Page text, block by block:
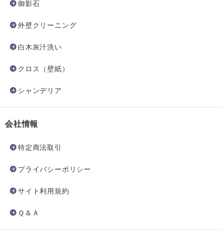
御影石
外壁クリーニング
白木灰汁洗い
クロス（壁紙）
シャンデリア
会社情報
特定商法取引
プライバシーポリシー
サイト利用規約
Ｑ＆Ａ